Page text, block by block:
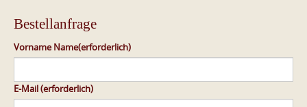
Bestellanfrage
Vorname Name(erforderlich)
E-Mail(erforderlich)